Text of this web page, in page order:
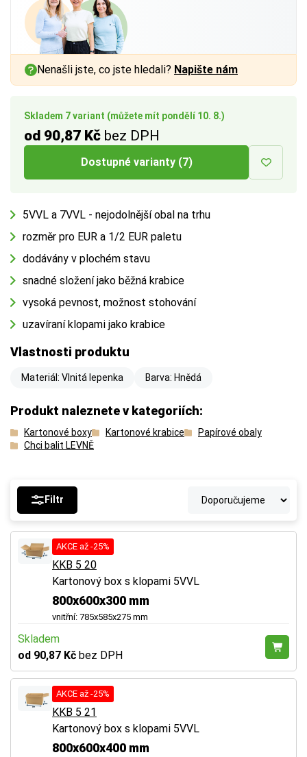
Skladem 7 variant (můžete mít pondělí 10. 8.)
od 90,87 Kč bez DPH
Dostupné varianty (7)
5VVL a 7VVL - nejodolnější obal na trhu
rozměr pro EUR a 1/2 EUR paletu
dodávány v plochém stavu
snadné složení jako běžná krabice
vysoká pevnost, možnost stohování
uzavíraní klopami jako krabice
Vlastnosti produktu
Materiál: Vlnitá lepenka Barva: Hnědá
Produkt naleznete v kategoriích:
Kartonové boxy Kartonové krabice
Papírové obaly
Chci balit LEVNĚ
Nenašli jste, co jste hledali? Napište nám
Filtr
AKCE až -25%
KKB 5 20
Kartonový box s klopami 5VVL
800x600x300 mm
vnitřní: 785x585x275 mm
Skladem
od 90,87 Kč bez DPH
AKCE až -25%
KKB 5 21
Kartonový box s klopami 5VVL
800x600x400 mm
a vnitřním rozměrem až
Více tipů pro výběr správné krabice:
BUTTON:Jak vybrat krabici
a vnitřním rozměrem až
Více tipů pro výběr správné krabice:
BUTTON:Jak vybrat krabici
a vnitřním rozměrem až
Více tipů pro výběr správné krabice:
BUTTON:Jak vybrat krabici